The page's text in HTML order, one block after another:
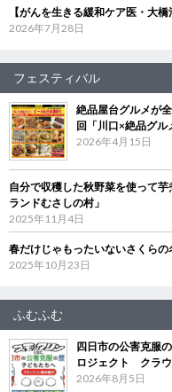
【がんを生きる緩和ケア医・大
2026年7月28日
フェスティバル
絶品屋台グルメが
回「川口×絶品グ
2026年4月15日
自分で収穫した秋野菜を使って
ランドむさしの村」
2025年11月4日
春だけじゃもったいないさくら
2025年10月23日
ふむふむ
四日市の公害克服
ロジェクト クラ
2026年8月5日